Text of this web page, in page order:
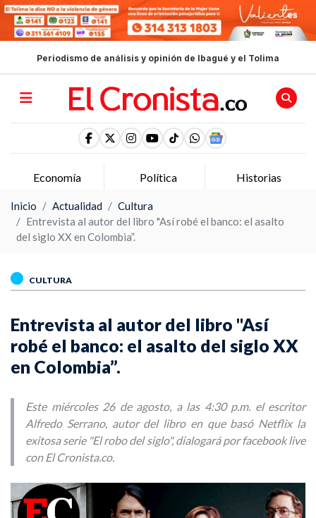
Periodismo de análisis y opinión de Ibagué y el Tolima
Economía Política Historias
Inicio Actualidad
Cultura
Entrevista al autor del libro "Así robé el banco: el asalto
del siglo XX en Colombia”.
CULTURA
Entrevista al autor del libro "Así
robé el banco: el asalto del siglo XX
en Colombia”.
Este miércoles 26 de agosto, a las 4:30 p.m. el escritor
Alfredo Serrano, autor del libro en que basó Netflix la
exitosa serie "El robo del siglo", dialogará por facebook live
con El Cronista.co.